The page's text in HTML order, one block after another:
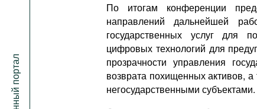
По итогам конференции
направлений дальнейшей
государственных услуг для
цифровых технологий для
прозрачности управления
возврата похищенных активов,
негосударственными субъектами.